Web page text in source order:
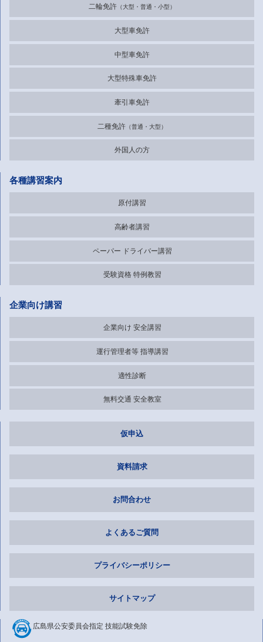
二輪免許 大型・普通・小型
大型車免許
中型車免許
大型特殊車免許
牽引車免許
二種免許 普通・大型
外国人の方
各種講習案内
原付講習
高齢者講習
ペーパー ドライバー講習
受験資格特例教習
企業向け講習
企業向け 安全講習
運行管理者等指導講習
適性診断
無料交通 安全教室
仮申込
資料請求
お問合わせ
よくあるご質問
プライバシーポリシー
サイトマップ
広島県公安委員会指定 技能試験免除